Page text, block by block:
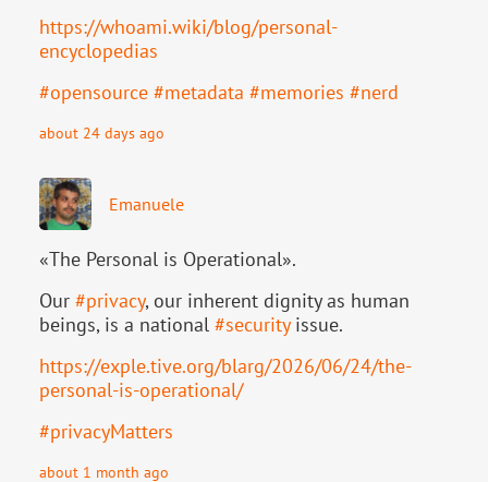
https://whoami.wiki/blog/personal-
encyclopedias
#opensource #metadata #memories #nerd
about 24 days ago
Emanuele
«The Personal is Operational».
Our #privacy, our inherent dignity as human
beings, is a national #securityissue.
https://exple.tive.org/blarg/2026/06/24/the-
personal-is-operational/
#privacyMatters
about 1 month ago